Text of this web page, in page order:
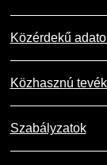
Közérdekű
Közhasznú
Szabályzatok